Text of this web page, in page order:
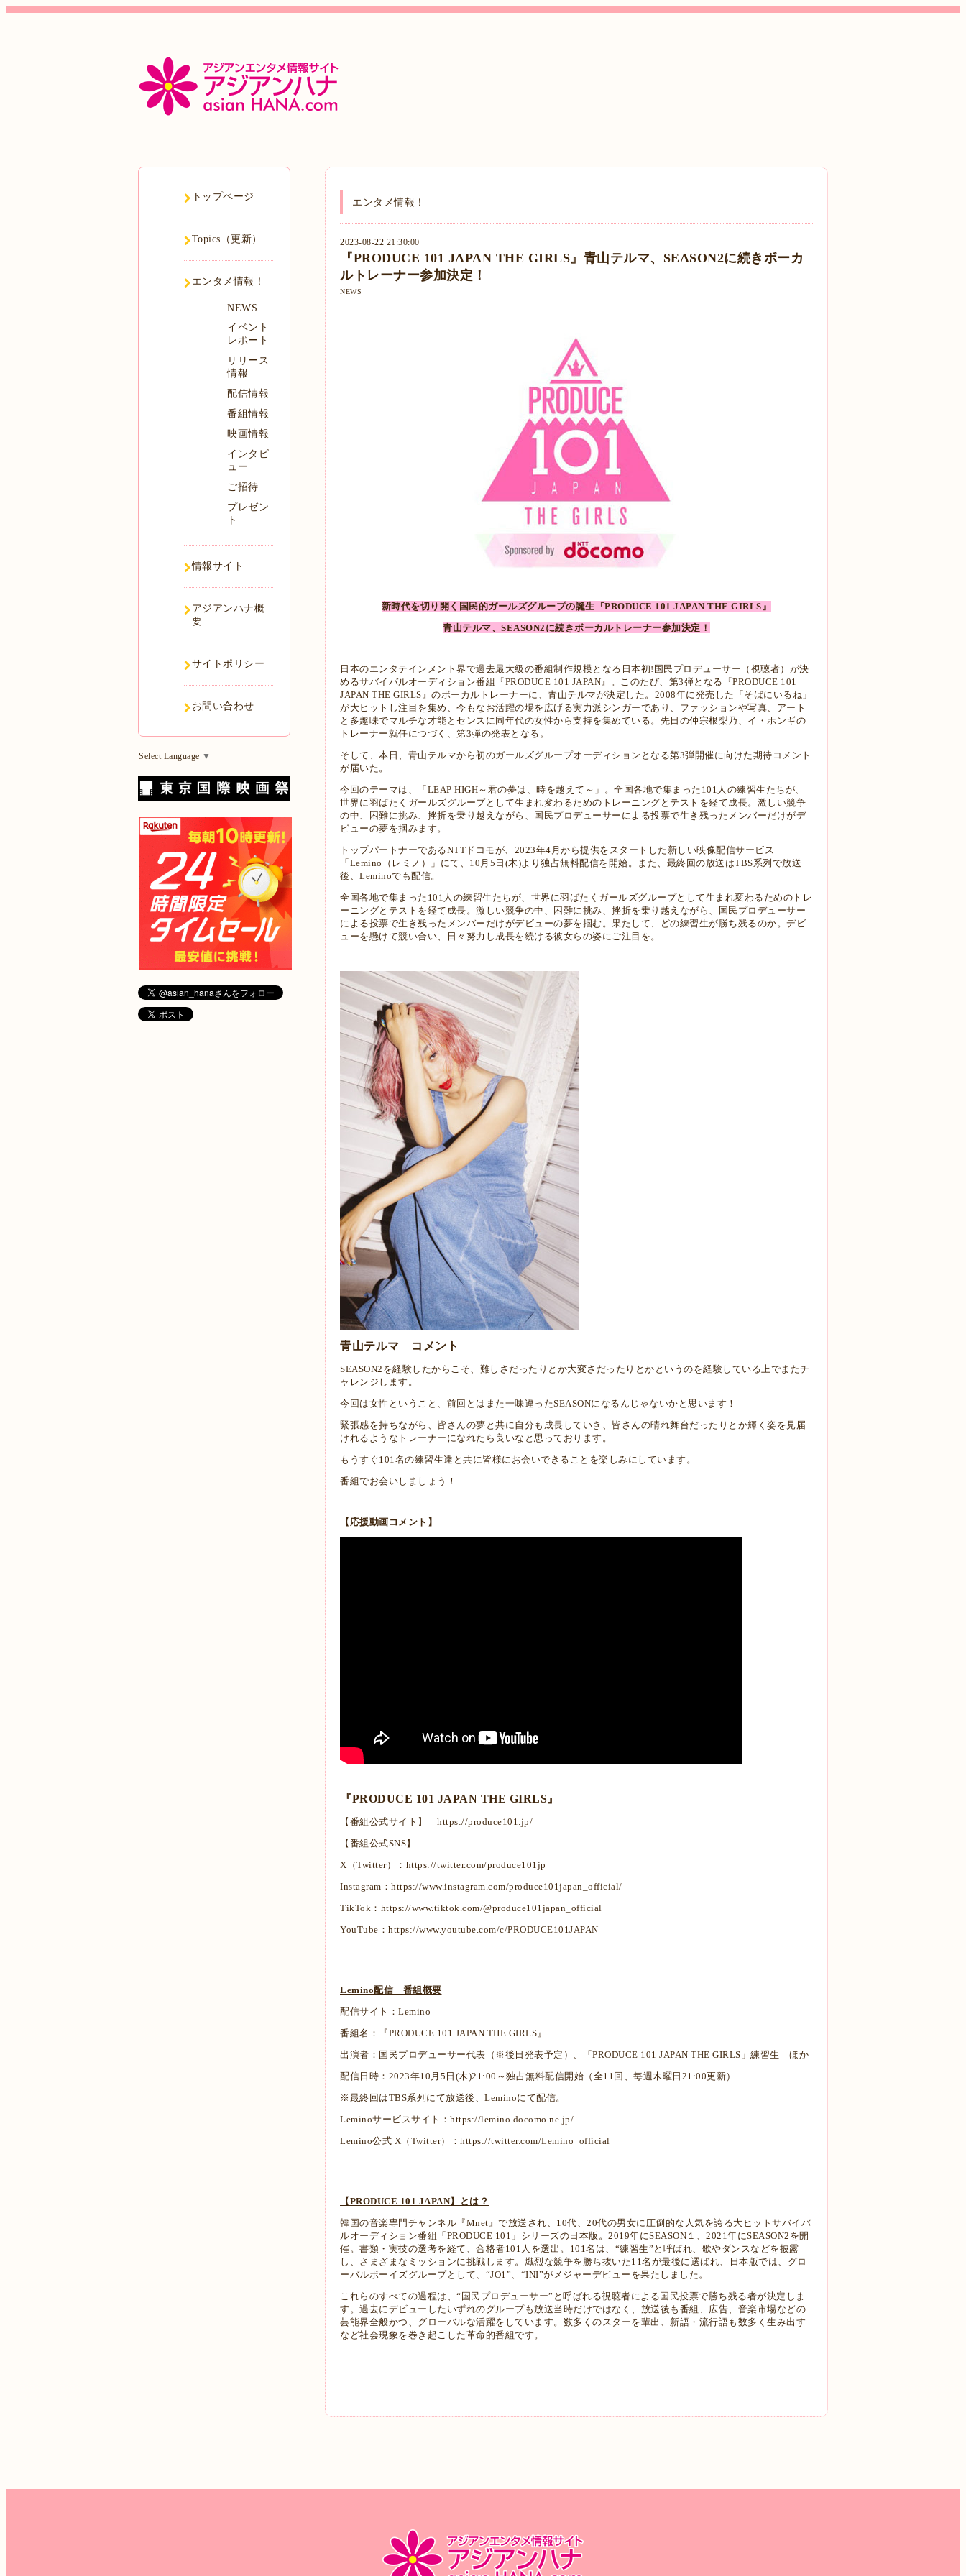
エンタメ情報！
2023-08-22 21:30:00
『PRODUCE 101 JAPAN THE GIRLS』青山テルマ、SEASON2に続きボーカ
ルトレーナー参加決定！
NEWS
新時代を切り開く国民的ガールズグループの誕生『PRODUCE 101 JAPAN THE GIRLS』
青山テルマ、SEASON2に続きボーカルトレーナー参加決定！
日本のエンタテインメント界で過去最大級の番組制作規模となる日本初!国民プロデューサー（視聴者）が決
めるサバイバルオーディション番組『PRODUCE 101 JAPAN』。このたび、第3弾となる『PRODUCE 101
JAPAN THE GIRLS』のボーカルトレーナーに、青山テルマが決定した。2008年に発売した「そばにいるね」
が大ヒットし注目を集め、今もなお活躍の場を広げる実力派シンガーであり、ファッションや写真、アート
と多趣味でマルチな才能とセンスに同年代の女性から支持を集めている。先日の仲宗根梨乃、イ・ホンギの
トレーナー就任につづく、第3弾の発表となる。
そして、本日、青山テルマから初のガールズグループオーディションとなる第3弾開催に向けた期待コメント
が届いた。
今回のテーマは、「LEAP HIGH～君の夢は、時を越えて～」。全国各地で集まった101人の練習生たちが、
世界に羽ばたくガールズグループとして生まれ変わるためのトレーニングとテストを経て成長。激しい競争
の中、困難に挑み、挫折を乗り越えながら、国民プロデューサーによる投票で生き残ったメンバーだけがデ
ビューの夢を掴みます。
トップパートナーであるNTTドコモが、2023年4月から提供をスタートした新しい映像配信サービス
「Lemino（レミノ）」にて、10月5日(木)より独占無料配信を開始。また、最終回の放送はTBS系列で放送
後、Leminoでも配信。
全国各地で集まった101人の練習生たちが、世界に羽ばたくガールズグループとして生まれ変わるためのトレ
ーニングとテストを経て成長。激しい競争の中、困難に挑み、挫折を乗り越えながら、国民プロデューサー
による投票で生き残ったメンバーだけがデビューの夢を掴む。果たして、どの練習生が勝ち残るのか。デビ
ューを懸けて競い合い、日々努力し成長を続ける彼女らの姿にご注目を。
青山テルマ コメント
SEASON2を経験したからこそ、難しさだったりとか大変さだったりとかというのを経験している上でまたチ
ャレンジします。
今回は女性ということ、前回とはまた一味違ったSEASONになるんじゃないかと思います！
緊張感を持ちながら、皆さんの夢と共に自分も成長していき、皆さんの晴れ舞台だったりとか輝く姿を見届
けれるようなトレーナーになれたら良いなと思っております。
もうすぐ101名の練習生達と共に皆様にお会いできることを楽しみにしています。
番組でお会いしましょう！
【応援動画コメント】
『PRODUCE 101 JAPAN THE GIRLS』
【番組公式サイト】 https://produce101.jp/
【番組公式SNS】
X（Twitter）： https://twitter.com/produce101jp_
Instagram： https://www.instagram.com/produce101japan_official/
TikTok： https://www.tiktok.com/@produce101japan_official
YouTube： https://www.youtube.com/c/PRODUCE101JAPAN
Lemino配信 番組概要
配信サイト：Lemino
番組名：『PRODUCE 101 JAPAN THE GIRLS』
出演者：国民プロデューサー代表（※後日発表予定）、「PRODUCE 101 JAPAN THE GIRLS」練習生 ほか
配信日時：2023年10月5日(木)21:00～独占無料配信開始（全11回、毎週木曜日21:00更新）
※最終回はTBS系列にて放送後、Leminoにて配信。
Leminoサービスサイト： https://lemino.docomo.ne.jp/
Lemino公式 X（Twitter）： https://twitter.com/Lemino_official
【PRODUCE 101 JAPAN】とは？
韓国の音楽専門チャンネル『Mnet』で放送され、10代、20代の男女に圧倒的な人気を誇る大ヒットサバイバ
ルオーディション番組「PRODUCE 101」シリーズの日本版。2019年にSEASON１、2021年にSEASON2を開
催。書類・実技の選考を経て、合格者101人を選出。101名は、“練習生”と呼ばれ、歌やダンスなどを披露
し、さまざまなミッションに挑戦します。熾烈な競争を勝ち抜いた11名が最後に選ばれ、日本版では、グロ
ーバルボーイズグループとして、“JO1”、“INI”がメジャーデビューを果たしました。
これらのすべての過程は、“国民プロデューサー”と呼ばれる視聴者による国民投票で勝ち残る者が決定しま
す。過去にデビューしたいずれのグループも放送当時だけではなく、放送後も番組、広告、音楽市場などの
芸能界全般かつ、グローバルな活躍をしています。数多くのスターを輩出、新語・流行語も数多く生み出す
など社会現象を巻き起こした革命的番組です。
トップページ
Topics（更新）
エンタメ情報！
NEWS
イベント
レポート
リリース
情報
配信情報
番組情報
映画情報
インタビ
ュー
ご招待
プレゼン
ト
情報サイト
アジアンハナ概
要
サイトポリシー
お問い合わせ
Select Language ▼